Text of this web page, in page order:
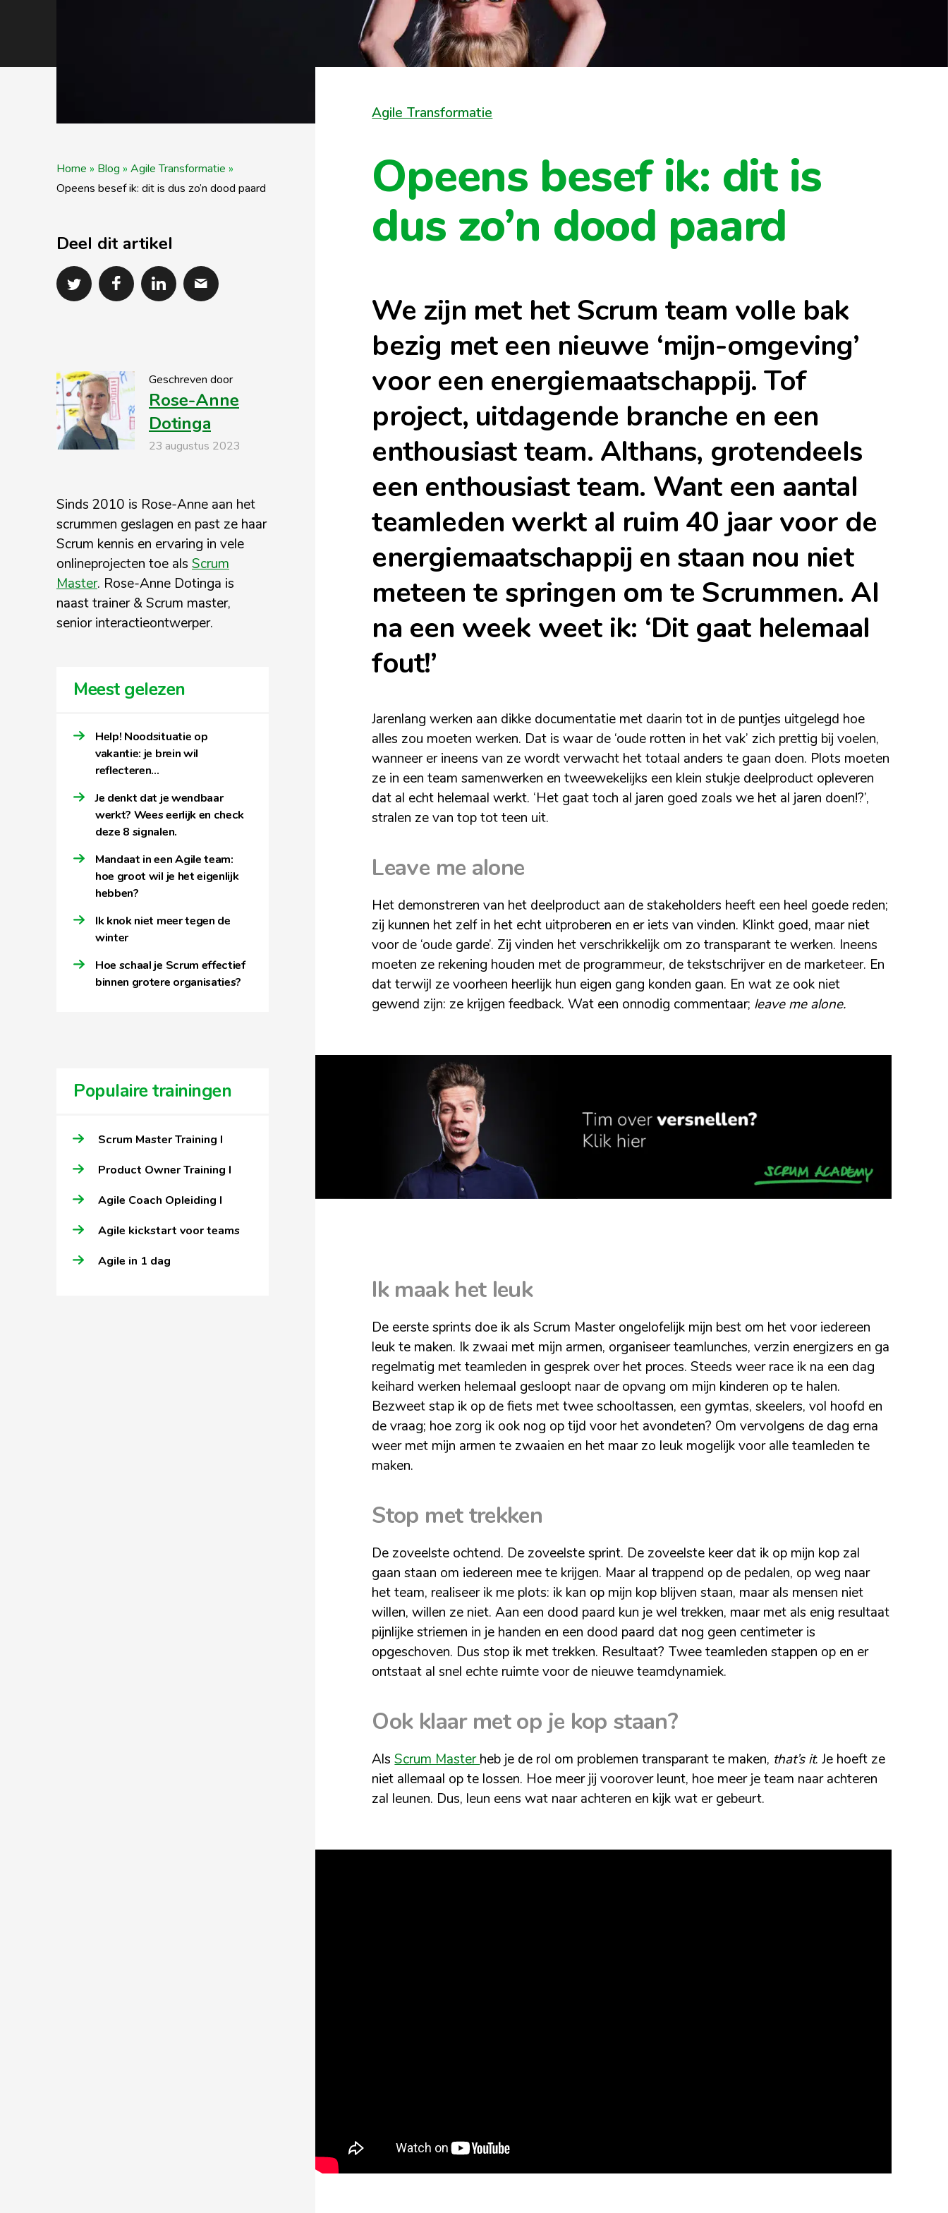
Agile Transformatie
Opeens besef ik: dit is
dus zo’n dood paard
We zijn met het Scrum team volle bak
bezig met een nieuwe ‘mijn-omgeving’
voor een energiemaatschappij. Tof
project, uitdagende branche en een
enthousiast team. Althans, grotendeels
een enthousiast team. Want een aantal
teamleden werkt al ruim 40 jaar voor de
energiemaatschappij en staan nou niet
meteen te springen om te Scrummen. Al
na een week weet ik: ‘Dit gaat helemaal
fout!’
Jarenlang werken aan dikke documentatie met daarin tot in de puntjes uitgelegd hoe
alles zou moeten werken. Dat is waar de ‘oude rotten in het vak’ zich prettig bij voelen,
wanneer er ineens van ze wordt verwacht het totaal anders te gaan doen. Plots moeten
ze in een team samenwerken en tweewekelijks een klein stukje deelproduct opleveren
dat al echt helemaal werkt. ‘Het gaat toch al jaren goed zoals we het al jaren doen!?’,
stralen ze van top tot teen uit.
Leave me alone
Het demonstreren van het deelproduct aan de stakeholders heeft een heel goede reden;
zij kunnen het zelf in het echt uitproberen en er iets van vinden. Klinkt goed, maar niet
voor de ‘oude garde’. Zij vinden het verschrikkelijk om zo transparant te werken. Ineens
moeten ze rekening houden met de programmeur, de tekstschrijver en de marketeer. En
dat terwijl ze voorheen heerlijk hun eigen gang konden gaan. En wat ze ook niet
gewend zijn: ze krijgen feedback. Wat een onnodig commentaar; leave me alone.
Ik maak het leuk
De eerste sprints doe ik als Scrum Master ongelofelijk mijn best om het voor iedereen
leuk te maken. Ik zwaai met mijn armen, organiseer teamlunches, verzin energizers en ga
regelmatig met teamleden in gesprek over het proces. Steeds weer race ik na een dag
keihard werken helemaal gesloopt naar de opvang om mijn kinderen op te halen.
Bezweet stap ik op de fiets met twee schooltassen, een gymtas, skeelers, vol hoofd en
de vraag; hoe zorg ik ook nog op tijd voor het avondeten? Om vervolgens de dag erna
weer met mijn armen te zwaaien en het maar zo leuk mogelijk voor alle teamleden te
maken.
Stop met trekken
De zoveelste ochtend. De zoveelste sprint. De zoveelste keer dat ik op mijn kop zal
gaan staan om iedereen mee te krijgen. Maar al trappend op de pedalen, op weg naar
het team, realiseer ik me plots: ik kan op mijn kop blijven staan, maar als mensen niet
willen, willen ze niet. Aan een dood paard kun je wel trekken, maar met als enig resultaat
pijnlijke striemen in je handen en een dood paard dat nog geen centimeter is
opgeschoven. Dus stop ik met trekken. Resultaat? Twee teamleden stappen op en er
ontstaat al snel echte ruimte voor de nieuwe teamdynamiek.
Ook klaar met op je kop staan?
AlsScrum Masterheb je de rol om problemen transparant te maken, that’s it. Je hoeft ze
niet allemaal op te lossen. Hoe meer jij voorover leunt, hoe meer je team naar achteren
zal leunen. Dus, leun eens wat naar achteren en kijk wat er gebeurt.
Home » Blog » Agile Transformatie »
Opeens besef ik: dit is dus zo’n dood paard
Deel dit artikel
Geschreven door
Rose-Anne
Dotinga
23 augustus 2023
Sinds 2010 is Rose-Anne aan het
scrummen geslagen en past ze haar
Scrum kennis en ervaring in vele
onlineprojecten toe als Scrum
Master. Rose-Anne Dotinga is
naast trainer & Scrum master,
senior interactieontwerper.
Meest gelezen
Help! Noodsituatie op
vakantie: je brein wil
reflecteren…
Je denkt dat je wendbaar
werkt? Wees eerlijk en check
deze 8 signalen.
Mandaat in een Agile team:
hoe groot wil je het eigenlijk
hebben?
Ik knok niet meer tegen de
winter
Hoe schaal je Scrum effectief
binnen grotere organisaties?
Populaire trainingen
Scrum Master Training I
Product Owner Training I
Agile Coach Opleiding I
Agile kickstart voor teams
Agile in 1 dag